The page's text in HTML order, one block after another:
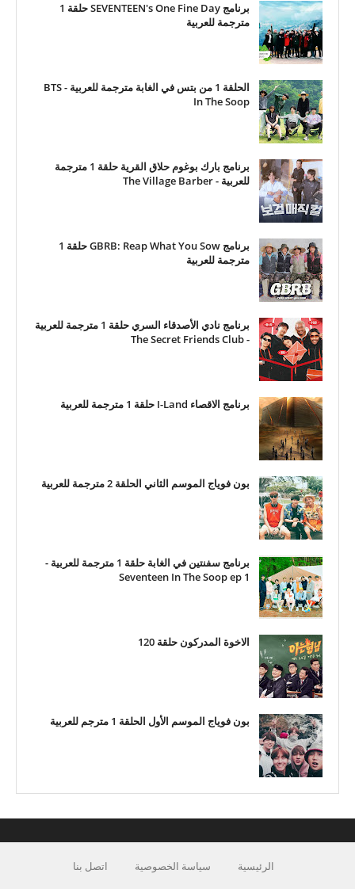
برنامج SEVENTEEN's One Fine Day حلقة 1
مترجمة للعربية
الحلقة 1 من بتس في الغابة مترجمة للعربية - BTS
In The Soop
برنامج بارك بوغوم حلاق القرية حلقة 1 مترجمة
للعربية - The Village Barber
برنامج GBRB: Reap What You Sow حلقة 1
مترجمة للعربية
برنامج نادي الأصدقاء السري حلقة 1 مترجمة للعربية
- The Secret Friends Club
برنامج الاقصاء I-Land حلقة 1 مترجمة للعربية
بون فوياج الموسم الثاني الحلقة 2 مترجمة للعربية
برنامج سفنتين في الغابة حلقة 1 مترجمة للعربية -
Seventeen In The Soop ep 1
الاخوة المدركون حلقة 120
بون فوياج الموسم الأول الحلقة 1 مترجم للعربية
الرئيسية سياسة الخصوصية اتصل بنا